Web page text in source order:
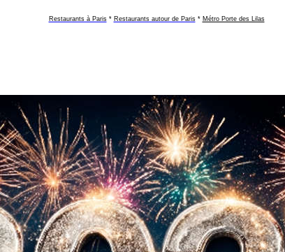
Restaurants à Paris* Restaurants autour de Paris* Métro Porte des Lilas